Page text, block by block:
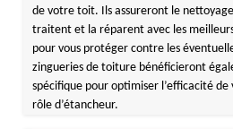
de votre toit. Ils assureront le
traitent et la réparent avec les
pour vous protéger contre les
zingueries de toiture bénéficieront
spécifique pour optimiser l’efficacité
rôle d’étancheur.